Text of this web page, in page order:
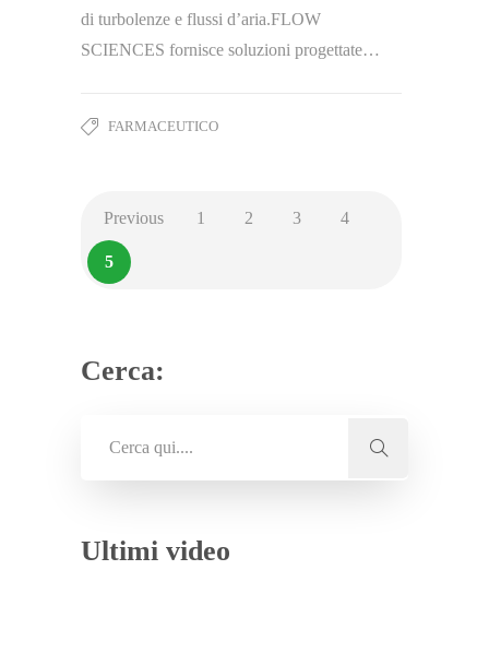
di turbolenze e flussi d’aria.FLOW
SCIENCES fornisce soluzioni progettate…
FARMACEUTICO
Previous 1 2 3 4
5
Cerca:
Ultimi video